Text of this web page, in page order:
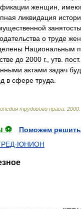
женщин
ликвидация
о труде
Национальным
до 2000 г., утв пост.
актами задач
в сфере труда
трудового права 2000
⚽
Поможем
ЮНИОН